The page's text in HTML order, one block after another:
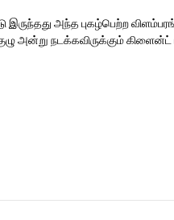
இருந்தது அந்த புகழ்பெற்ற
அன்று நடக்கவிருக்கும் கிளைன்ட்